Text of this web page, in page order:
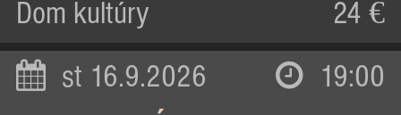
Dom kultúry 24 €
st 16.9.2026 19:00